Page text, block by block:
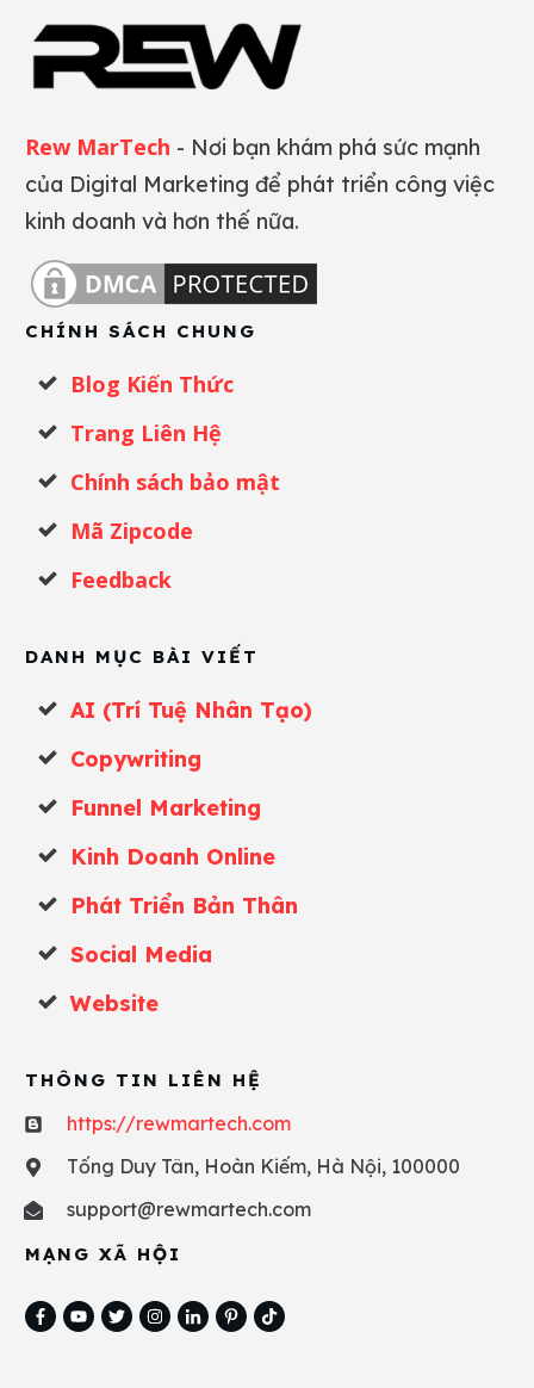
Rew MarTech - Nơi bạn khám phá sức mạnh
của Digital Marketing để phát triển công việc
kinh doanh và hơn thế nữa.
CHÍNH SÁCH CHUNG
Blog Kiến Thức
Trang Liên Hệ
Chính sách bảo mật
Mã Zipcode
Feedback
DANH MỤC BÀI VIẾT
AI (Trí Tuệ Nhân Tạo)
Copywriting
Funnel Marketing
Kinh Doanh Online
Phát Triển Bản Thân
Social Media
Website
THÔNG TIN LIÊN HỆ
https://rewmartech.com
Tống Duy Tân, Hoàn Kiếm, Hà Nội, 100000
support@rewmartech.com
MẠNG XÃ HỘI